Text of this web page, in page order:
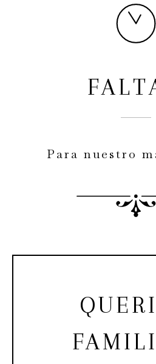
Para nuestro